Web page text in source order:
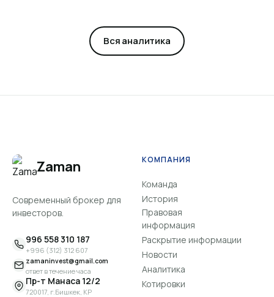
Вся аналитика
Zaman
Современный брокер для
инвесторов.
996 558 310 187
+996 (312) 312 607
zamaninvest@gmail.com
ответ в течение часа
Пр-т Манаса 12/2
720017, г.Бишкек, КР
КОМПАНИЯ
Команда
История
Правовая
информация
Раскрытие информации
Новости
Аналитика
Котировки